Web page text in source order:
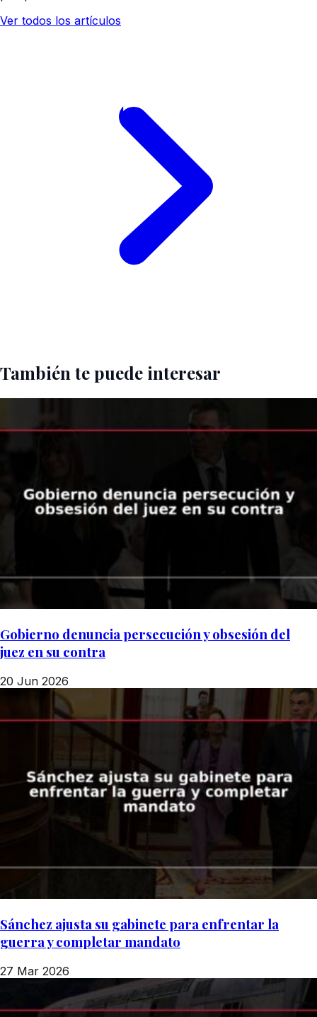
Ver todos los artículos
También te puede interesar
Gobierno denuncia persecución y obsesión del
juez en su contra
20 Jun 2026
Sánchez ajusta su gabinete para enfrentar la
guerra y completar mandato
27 Mar 2026